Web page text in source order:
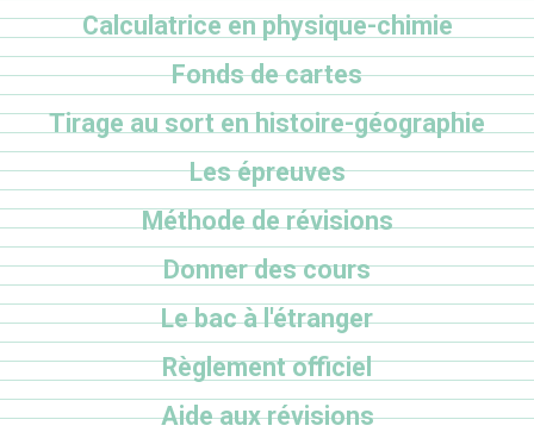
Calculatrice en physique-chimie
Fonds de cartes
Tirage au sort en histoire-géographie
Les épreuves
Méthode de révisions
Donner des cours
Le bac à l'étranger
Règlement officiel
Aide aux révisions